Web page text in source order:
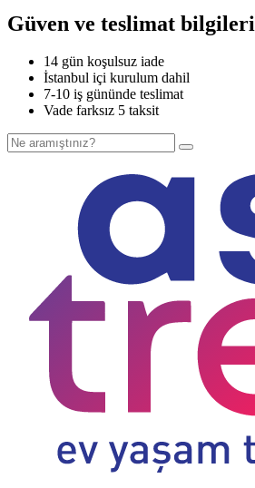
Güven ve teslimat bilgileri
14 gün koşulsuz iade
İstanbul içi kurulum dahil
7-10 iş gününde teslimat
Vade farksız 5 taksit